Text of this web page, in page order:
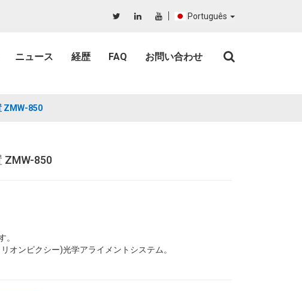
Português
ニュース 経歴 FAQ お問い合わせ
ZMW-850
ZMW-850
。
オンピクシー)光学アライメントシステム。